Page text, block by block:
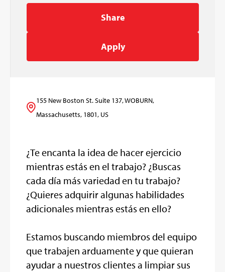
Share
Apply
155 New Boston St. Suite 137, WOBURN,
Massachusetts, 1801, US
¿Te encanta la idea de hacer ejercicio
mientras estás en el trabajo? ¿Buscas
cada día más variedad en tu trabajo?
¿Quieres adquirir algunas habilidades
adicionales mientras estás en ello?
Estamos buscando miembros del equipo
que trabajen arduamente y que quieran
ayudar a nuestros clientes a limpiar sus